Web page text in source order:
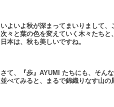
いよいよ秋が深まってまいりまして、
次々と葉の色を変えていく木々たちと
日本は、秋も美しいですね。
さて、『歩』AYUMI たちにも、そん
並べてみると、まるで錦織りなす山の